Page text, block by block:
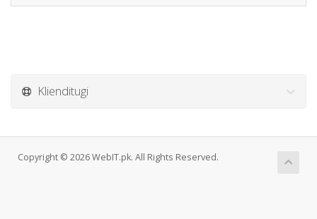
Klienditugi
Copyright © 2026 WebIT.pk. All Rights Reserved.